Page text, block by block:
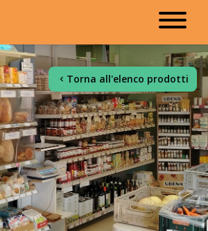
Torna all'elenco prodotti